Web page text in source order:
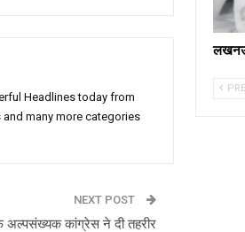
Headlines today from
many more categories
NEXT POST
अल्पसंख्यक कांग्रेस ने दी तहरीर
लखनऊ